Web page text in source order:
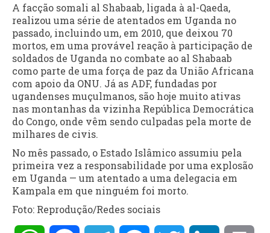
A facção somali al Shabaab, ligada à al-Qaeda,
realizou uma série de atentados em Uganda no
passado, incluindo um, em 2010, que deixou 70
mortos, em uma provável reação à participação de
soldados de Uganda no combate ao al Shabaab
como parte de uma força de paz da União Africana
com apoio da ONU. Já as ADF, fundadas por
ugandenses muçulmanos, são hoje muito ativas
nas montanhas da vizinha República Democrática
do Congo, onde vêm sendo culpadas pela morte de
milhares de civis.
No mês passado, o Estado Islâmico assumiu pela
primeira vez a responsabilidade por uma explosão
em Uganda — um atentado a uma delegacia em
Kampala em que ninguém foi morto.
Foto: Reprodução/Redes sociais